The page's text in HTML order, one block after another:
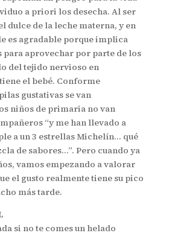
a priori los desecha. Al ser
dulce de la leche materna, y en
es agradable porque implica
aprovechar por parte de los
del tejido nervioso en
el bebé. Conforme
gustativas se van
niños de primaria no van
“y me han llevado a
a un 3 estrellas Michelín… qué
de sabores…”. Pero cuando ya
vamos empezando a valorar
el gusto realmente tiene su pico
más tarde.
si no te comes un helado